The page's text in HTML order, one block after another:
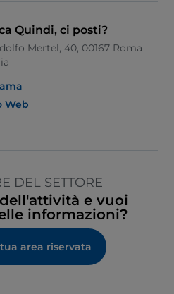
Quindi, ci posti?
Mertel, 40, 00167 Roma
Web
DEL SETTORE
e vuoi
informazioni?
area riservata